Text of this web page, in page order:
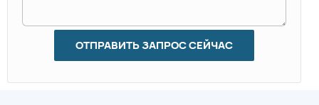
ОТПРАВИТЬ ЗАПРОС СЕЙЧАС